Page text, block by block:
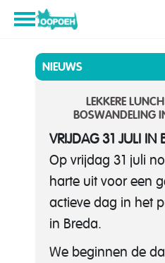
NIEUWS
LEKKERE
BOSWANDELING
VRIJDAG 31 JULI IN
Op vrijdag 31 juli
harte uit voor een
actieve dag in het
in Breda.
We beginnen de